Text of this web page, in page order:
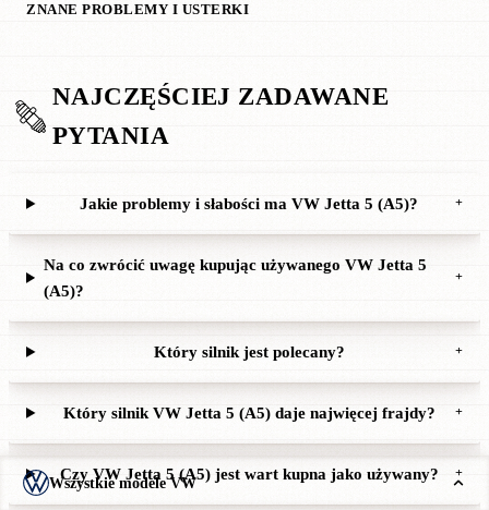
ZNANE PROBLEMY I USTERKI
NAJCZĘŚCIEJ ZADAWANE
PYTANIA
Jakie problemy i słabości ma VW Jetta 5 (A5)? +
Na co zwrócić uwagę kupując używanego VW Jetta 5
(A5)?
+
Który silnik jest polecany? +
Który silnik VW Jetta 5 (A5) daje najwięcej frajdy? +
Czy VW Jetta 5 (A5) jest wart kupna jako używany? +
Wszystkie modele VW